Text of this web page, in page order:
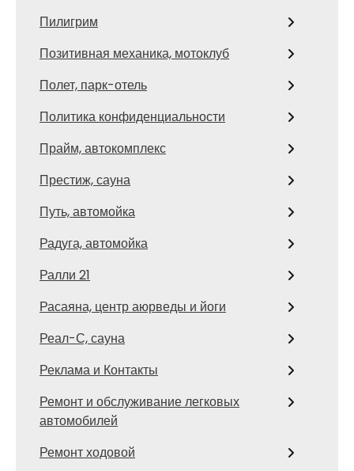
Пилигрим
Позитивная механика, мотоклуб
Полет, парк-отель
Политика конфиденциальности
Прайм, автокомплекс
Престиж, сауна
Путь, автомойка
Радуга, автомойка
Ралли 21
Расаяна, центр аюрведы и йоги
Реал-С, сауна
Реклама и Контакты
Ремонт и обслуживание легковых
автомобилей
Ремонт ходовой